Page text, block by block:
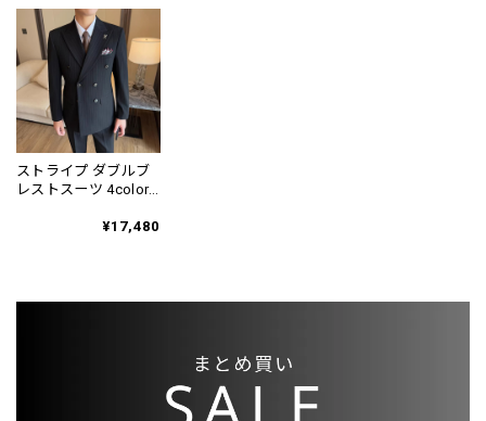
ストライプ ダブルブ
レストスーツ 4color
¥17,480